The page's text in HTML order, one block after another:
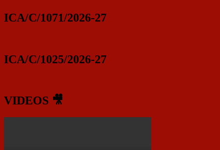
ICA/C/1071/2026-27
ICA/C/1025/2026-27
VIDEOS 🎥